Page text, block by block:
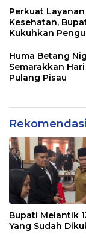
Perkuat Layanan
Kesehatan,
Kukuhkan
Huma Betang
Semarakkan
Pulang Pisau
Bupati Melantik
Yang Sudah